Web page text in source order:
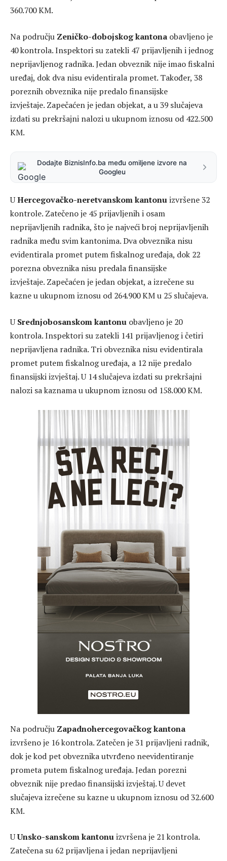
izrečenim kaznama od 1.525.400 KM.
Ukupna vrijednost izrečenih kazni po oba osnova
premašila je 2,94 miliona KM.
Pregled rezultata po kantonima
Na područjuKantona Sarajevoizvršeno je 46 kontrola.
Zatečeno je 45 prijavljenih i jedan neprijavljeni radnik.
Dva obveznika nisu imala instaliran fiskalni uređaj, dok
uređaja. Utvrđeno je i da dva porezna obveznika nisu
predala finansijski izvještaj. Zapečaćen je jedan objekat, a
od 32.500 KM.
UTuzlanskom kantonuizvršene su 43 kontrole.
Jedan obveznik nije imao fiskalni uređaj, a šest ih nije
evidentiralo promet. Čak 30 poreznih obveznika nije
predalo finansijske izvještaje. Zapečaćena su dva objekta,
dok su u 34 slučaja izrečene kazne u ukupnom iznosu od
Na područjuZeničko-dobojskog kantona obavljeno je
40 kontrola. Inspektori su zatekli 47 prijavljenih i jednog
uređaj, dok dva nisu evidentirala promet. Također, 38
poreznih obveznika nije predalo finansijske
izvještaje. Zapečaćen je jedan objekat, a u 39 slučajeva
izdati su prekršajni nalozi u ukupnom iznosu od 422.500
Dodajte BiznisInfo.ba među omiljene izvore na
Googleu
Hercegovačko-neretvanskom kantonu
kontrole. Zatečeno je 45 prijavljenih i osam
neprijavljenih radnika, što je najveći broj neprijavljenih
radnika među svim kantonima. Dva obveznika nisu
evidentirala promet putem fiskalnog uređaja, dok 22
porezna obveznika nisu predala finansijske
izvještaje. Zapečaćen je jedan objekat, a izrečene su
kazne u ukupnom iznosu od 264.900 KM u 25 slučajeva.
USrednjobosanskom kantonuobavljeno je 20
kontrola. Inspektori su zatekli 141 prijavljenog i četiri
neprijavljena radnika. Tri obveznika nisu evidentirala
finansijski izvještaj. U 14 slučajeva izdati su prekršajni
nalozi sa kaznama u ukupnom iznosu od 158.000 KM.